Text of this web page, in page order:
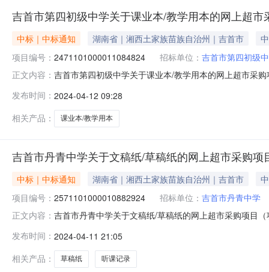
吉首市第四初级中学关于课业本/教学用本的网上超市
中标｜中标通知 湖南省｜湘西土家族苗族自治州｜吉首市
项目编号： 2471101000011084824 招标单位： 吉首市第四初级
正文内容： 吉首市第四初级中学关于课业本/教学用本的网上超市采
项目所在行政区划名称:湖南省湘西土家族苗族自治州吉
发布时间： 2024-04-12 09:28
相关产品：
课业本/教学用本
吉首市丹青中学关于文稿纸/草稿纸的网上超市采购项
中标｜中标通知 湖南省｜湘西土家族苗族自治州｜吉首市
项目编号： 2571101000010882924 招标单位： 吉首市丹青中学
正文内容： 吉首市丹青中学关于文稿纸/草稿纸的网上超市采购项目
湘西土家族苗族自治州吉首市报价起止时间:-二、采购单
发布时间： 2024-04-11 21:05
相关产品：
草稿纸 听课记录